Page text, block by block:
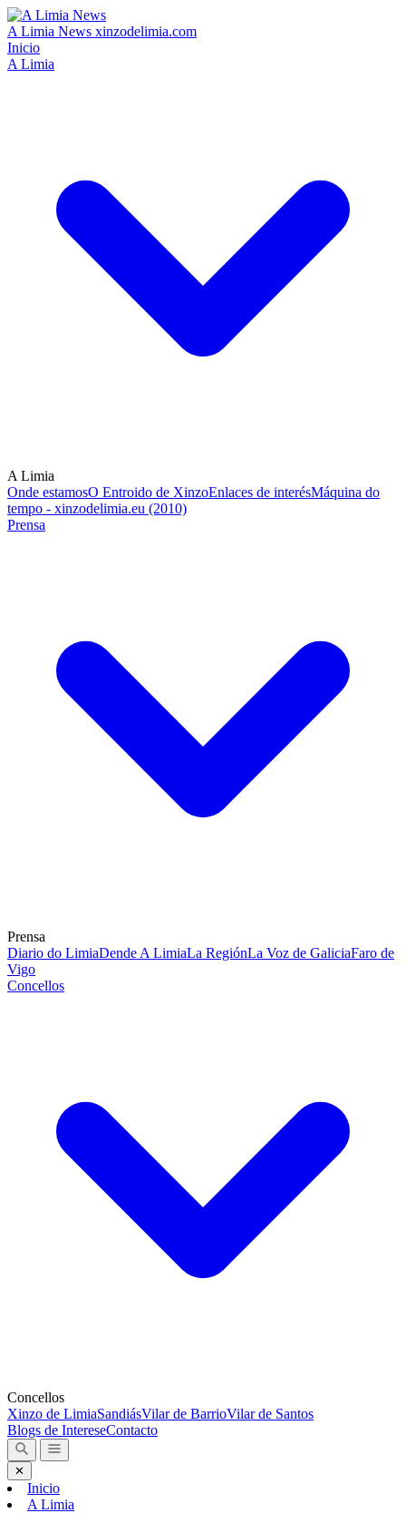
A Limia News xinzodelimia.com
Inicio
A Limia
A Limia
Onde estamosO Entroido de XinzoEnlaces de interésMáquina do
tempo - xinzodelimia.eu (2010)
Prensa
Prensa
Diario do LimiaDende A LimiaLa RegiónLa Voz de GaliciaFaro de
Vigo
Concellos
Concellos
Xinzo de LimiaSandiásVilar de BarrioVilar de Santos
Blogs de IntereseContacto
✕
Inicio
A Limia